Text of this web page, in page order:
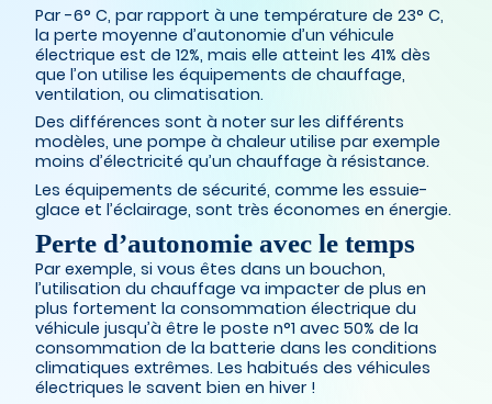
Par -6° C, par rapport à une température de 23° C,
la perte moyenne d’autonomie d’un véhicule
électrique est de 12%, mais elle atteint les 41% dès
que l’on utilise les équipements de chauffage,
ventilation, ou climatisation.
Des différences sont à noter sur les différents
modèles, une pompe à chaleur utilise par exemple
moins d’électricité qu’un chauffage à résistance.
Les équipements de sécurité, comme les essuie-
glace et l’éclairage, sont très économes en énergie.
Perte d’autonomie avec le temps
Par exemple, si vous êtes dans un bouchon,
l’utilisation du chauffage va impacter de plus en
plus fortement la consommation électrique du
véhicule jusqu’à être le poste n°1 avec 50% de la
consommation de la batterie dans les conditions
climatiques extrêmes. Les habitués des véhicules
électriques le savent bien en hiver !